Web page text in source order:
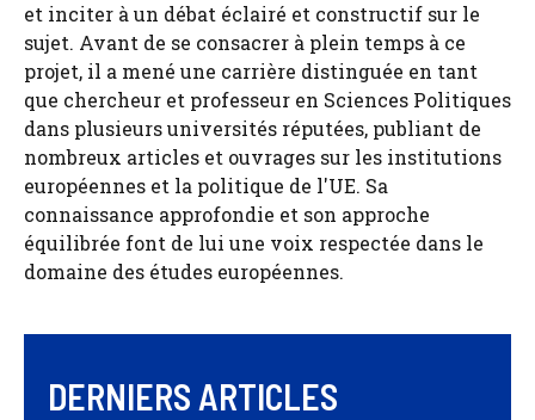
et inciter à un débat éclairé et constructif sur le
sujet. Avant de se consacrer à plein temps à ce
projet, il a mené une carrière distinguée en tant
que chercheur et professeur en Sciences Politiques
dans plusieurs universités réputées, publiant de
nombreux articles et ouvrages sur les institutions
européennes et la politique de l'UE. Sa
connaissance approfondie et son approche
équilibrée font de lui une voix respectée dans le
domaine des études européennes.
DERNIERS ARTICLES